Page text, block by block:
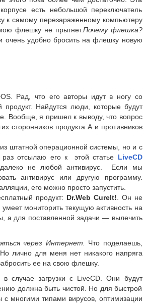
есть небольшой переключатель
к самому перезараженному компьютеру
флешку не прыгнет.Почему флешка?
очень удобно бросить на флешку новую
Рад, что его авторы идут в ногу со
Найдутся люди, которые будут
Вообще, я пришел к выводу, что вопрос
сторонников продукта А и противников
штатной операционной системы, но и с
отсылаю его к этой статье LiveCD
не любой антивирус. Если мы
антивирус или другую программу.
его можно просто запустить.
продукт: Dr.Web CureIt! . Он не
мониторить текущую активность на
а для поставленной задачи — вылечить
через Интернет.
Что поделаешь,
лично для меня нет никакого напряга
ее на свою флешку.
случае загрузки с LiveCD. Они будут
должна быть чистой. Но для быстрой
многими типами вирусов, оптимизации